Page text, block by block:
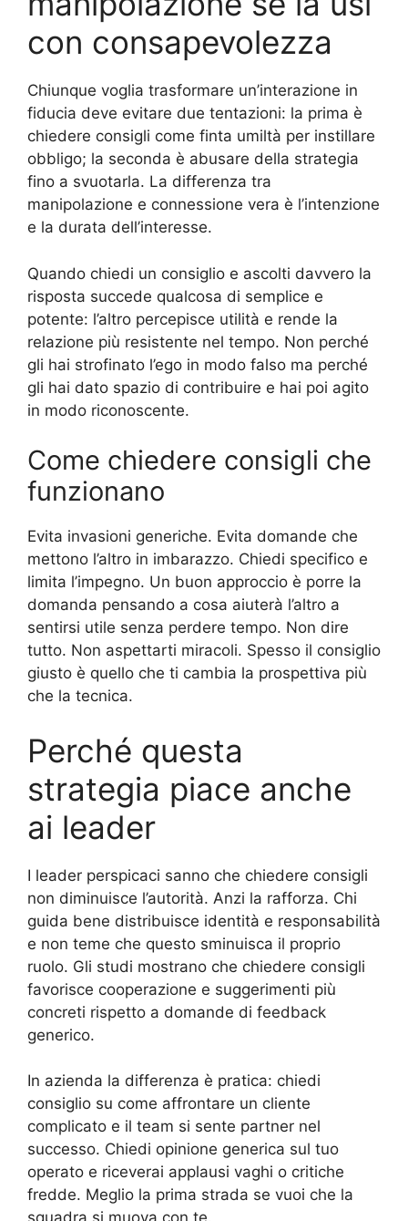
con consapevolezza
Chiunque voglia trasformare un’interazione in
fiducia deve evitare due tentazioni: la prima è
chiedere consigli come finta umiltà per instillare
obbligo; la seconda è abusare della strategia
fino a svuotarla. La differenza tra
manipolazione e connessione vera è l’intenzione
e la durata dell’interesse.
Quando chiedi un consiglio e ascolti davvero la
risposta succede qualcosa di semplice e
potente: l’altro percepisce utilità e rende la
relazione più resistente nel tempo. Non perché
gli hai strofinato l’ego in modo falso ma perché
gli hai dato spazio di contribuire e hai poi agito
in modo riconoscente.
Come chiedere consigli che
funzionano
Evita invasioni generiche. Evita domande che
mettono l’altro in imbarazzo. Chiedi specifico e
limita l’impegno. Un buon approccio è porre la
domanda pensando a cosa aiuterà l’altro a
sentirsi utile senza perdere tempo. Non dire
tutto. Non aspettarti miracoli. Spesso il consiglio
giusto è quello che ti cambia la prospettiva più
che la tecnica.
Perché questa
strategia piace anche
ai leader
I leader perspicaci sanno che chiedere consigli
non diminuisce l’autorità. Anzi la rafforza. Chi
guida bene distribuisce identità e responsabilità
e non teme che questo sminuisca il proprio
ruolo. Gli studi mostrano che chiedere consigli
favorisce cooperazione e suggerimenti più
concreti rispetto a domande di feedback
generico.
In azienda la differenza è pratica: chiedi
consiglio su come affrontare un cliente
complicato e il team si sente partner nel
successo. Chiedi opinione generica sul tuo
operato e riceverai applausi vaghi o critiche
fredde. Meglio la prima strada se vuoi che la